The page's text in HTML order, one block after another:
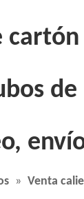
cartón
de
» Venta